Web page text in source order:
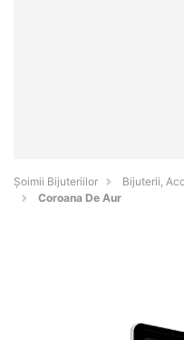
Şoimii Bijuteriilor
Bijuterii,
Coroana De Aur